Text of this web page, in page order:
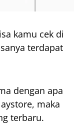
kamu cek di
terdapat
dengan apa
maka
terbaru.